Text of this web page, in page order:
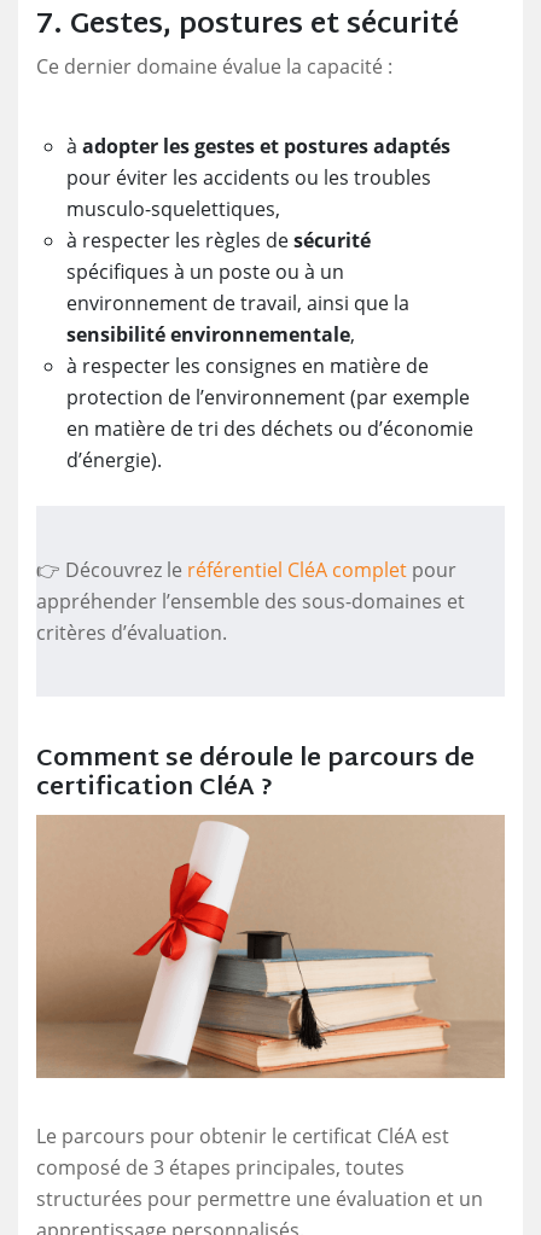
7. Gestes, postures et sécurité
Ce dernier domaine évalue la capacité :
à adopter les gestes et postures adaptés
pour éviter les accidents ou les troubles
musculo-squelettiques,
à respecter les règles desécurité
spécifiques à un poste ou à un
environnement de travail, ainsi que la
sensibilité environnementale,
à respecter les consignes en matière de
protection de l’environnement (par exemple
en matière de tri des déchets ou d’économie
d’énergie).
👉 Découvrez le référentiel CléA complet pour
appréhender l’ensemble des sous-domaines et
critères d’évaluation.
Comment se déroule le parcours de
certification CléA ?
Le parcours pour obtenir le certificat CléA est
composé de 3 étapes principales, toutes
structurées pour permettre une évaluation et un